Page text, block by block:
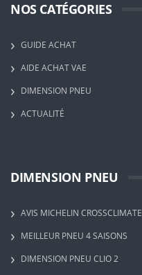
NOS CATÉGORIES
GUIDE ACHAT
AIDE ACHAT VAE
DIMENSION PNEU
ACTUALITÉ
DIMENSION PNEU
AVIS MICHELIN CROSSCLIMATE
MEILLEUR PNEU 4 SAISONS
DIMENSION PNEU CLIO 2